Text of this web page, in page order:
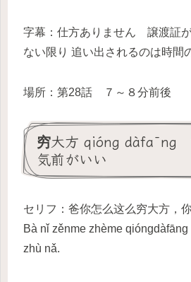
字幕：仕方ありません 譲渡証
ない限り 追い出されるのは時間
場所：第28話 ７～８分前後
穷大方 qióng dàfāng
気前がいい
セリフ：爸你怎么这么穷大方，
Bà nǐ zěnme zhème
zhù nǎ.